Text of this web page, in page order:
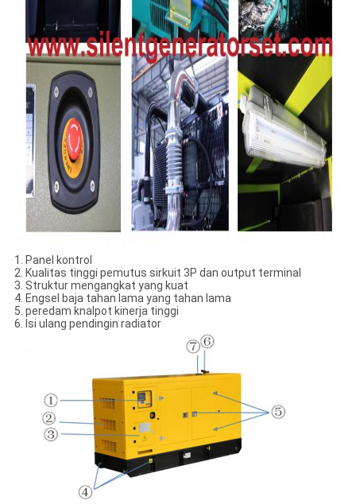
1. Panel kontrol
2. Kualitas tinggi pemutus sirkuit 3P dan output terminal
3. Struktur mengangkat yang kuat
4. Engsel baja tahan lama yang tahan lama
5. peredam knalpot kinerja tinggi
6. Isi ulang pendingin radiator